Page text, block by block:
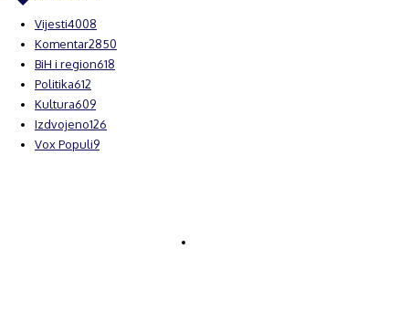
Vijesti4008
Komentar2850
BiH i region618
Politika612
Kultura609
Izdvojeno126
Vox Populi9